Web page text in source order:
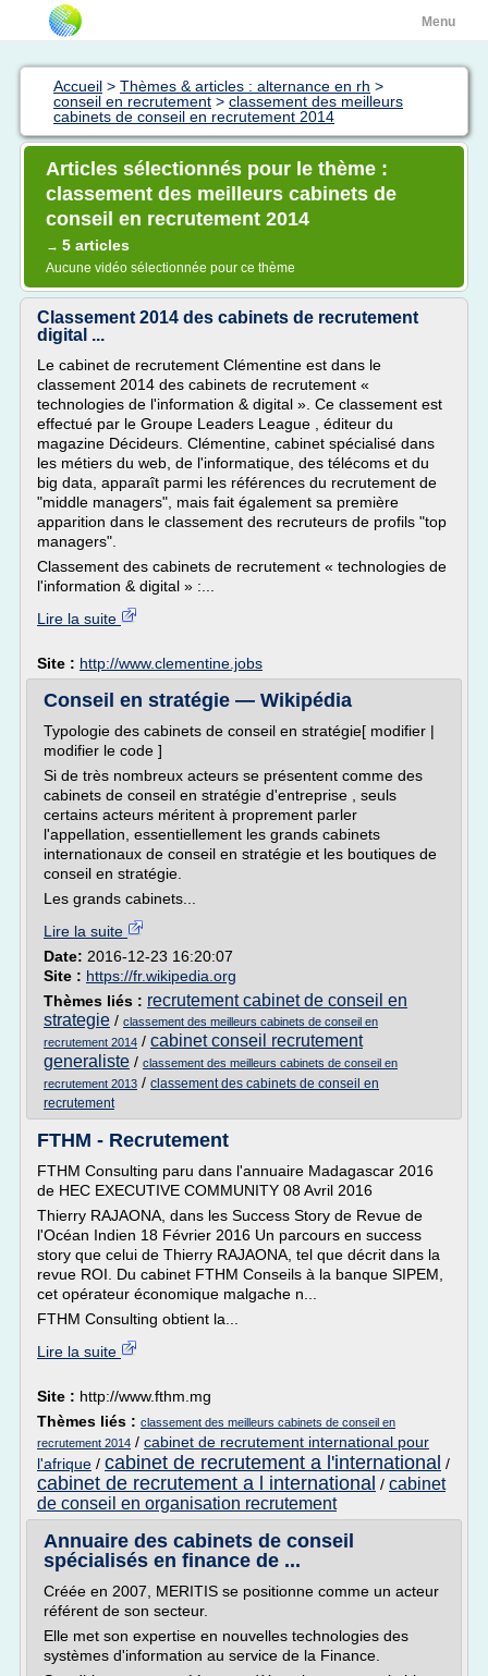
Menu
Accueil > Thèmes & articles : alternance en rh >
conseil en recrutement > classement des meilleurs
cabinets de conseil en recrutement 2014
Articles sélectionnés pour le thème :
classement des meilleurs cabinets de
conseil en recrutement 2014
→ 5 articles
Aucune vidéo sélectionnée pour ce thème
Classement 2014 des cabinets de recrutement
digital ...
Le cabinet de recrutement Clémentine est dans le
classement 2014 des cabinets de recrutement «
technologies de l'information & digital ». Ce classement est
effectué par le Groupe Leaders League , éditeur du
magazine Décideurs. Clémentine, cabinet spécialisé dans
les métiers du web, de l'informatique, des télécoms et du
big data, apparaît parmi les références du recrutement de
"middle managers", mais fait également sa première
apparition dans le classement des recruteurs de profils "top
managers".
Classement des cabinets de recrutement « technologies de
l'information & digital » :...
Lire la suite
Site : http://www.clementine.jobs
Conseil en stratégie — Wikipédia
Typologie des cabinets de conseil en stratégie[ modifier |
modifier le code ]
Si de très nombreux acteurs se présentent comme des
cabinets de conseil en stratégie d'entreprise , seuls
certains acteurs méritent à proprement parler
l'appellation, essentiellement les grands cabinets
internationaux de conseil en stratégie et les boutiques de
conseil en stratégie.
Les grands cabinets...
Lire la suite
Date: 2016-12-23 16:20:07
Site : https://fr.wikipedia.org
Thèmes liés : recrutement cabinet de conseil en
strategie / classement des meilleurs cabinets de conseil en
recrutement 2014 / cabinet conseil recrutement
generaliste / classement des meilleurs cabinets de conseil en
recrutement 2013 / classement des cabinets de conseil en
recrutement
FTHM - Recrutement
FTHM Consulting paru dans l'annuaire Madagascar 2016
de HEC EXECUTIVE COMMUNITY 08 Avril 2016
Thierry RAJAONA, dans les Success Story de Revue de
l'Océan Indien 18 Février 2016 Un parcours en success
story que celui de Thierry RAJAONA, tel que décrit dans la
revue ROI. Du cabinet FTHM Conseils à la banque SIPEM,
cet opérateur économique malgache n...
FTHM Consulting obtient la...
Lire la suite
Site : http://www.fthm.mg
Thèmes liés : classement des meilleurs cabinets de conseil en
recrutement 2014 / cabinet de recrutement international pour
l'afrique / cabinet de recrutement a l'international /
cabinet de recrutement a l international / cabinet
de conseil en organisation recrutement
Annuaire des cabinets de conseil
spécialisés en finance de ...
Créée en 2007, MERITIS se positionne comme un acteur
référent de son secteur.
Elle met son expertise en nouvelles technologies des
systèmes d'information au service de la Finance.